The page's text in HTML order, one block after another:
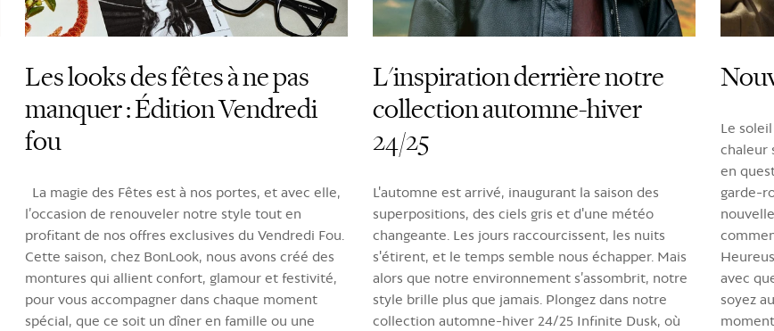
Les looks des fêtes à ne pas
manquer : Édition Vendredi
fou
La magie des Fêtes est à nos portes, et avec elle,
l’occasion de renouveler notre style tout en
profitant de nos offres exclusives du Vendredi Fou.
Cette saison, chez BonLook, nous avons créé des
montures qui allient confort, glamour et festivité,
pour vous accompagner dans chaque moment
spécial, que ce soit un dîner en famille ou une
L'inspiration derrière notre
collection automne-hiver
24/25
L'automne est arrivé, inaugurant la saison des
superpositions, des ciels gris et d'une météo
changeante. Les jours raccourcissent, les nuits
s'étirent, et le temps semble nous échapper. Mais
alors que notre environnement s’assombrit, notre
style brille plus que jamais. Plongez dans notre
collection automne-hiver 24/25 Infinite Dusk, où
Le
chaleur
en
garde-
avec
soyez